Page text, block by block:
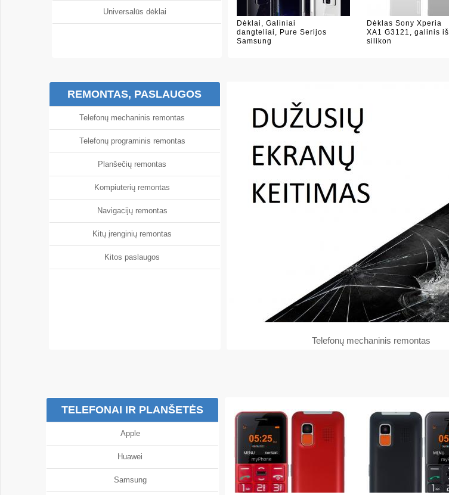
Universalūs dėklai
Dėklai, Galiniai
dangteliai, Pure Serijos
Samsung
Dėklas Sony Xperia
XA1 G3121, galinis iš
silikon
REMONTAS, PASLAUGOS
Telefonų mechaninis remontas
Telefonų programinis remontas
Planšečių remontas
Kompiuterių remontas
Navigacijų remontas
Kitų įrenginių remontas
Kitos paslaugos
Telefonų mechaninis remontas
TELEFONAI IR PLANŠETĖS
Apple
Huawei
Samsung